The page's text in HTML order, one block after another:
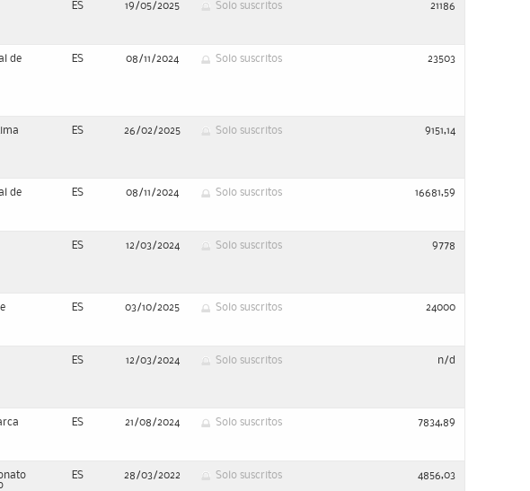
ES 19/05/2025 Solo suscritos 21186
de
ES 08/11/2024 Solo suscritos 23503
ES 26/02/2025 Solo suscritos 9151,14
de
ES 08/11/2024 Solo suscritos 16681,59
ES 12/03/2024 Solo suscritos 9778
ES 03/10/2025 Solo suscritos 24000
ES 12/03/2024 Solo suscritos n/d
ES 21/08/2024 Solo suscritos 7834,89
ES 28/03/2022 Solo suscritos 4856,03